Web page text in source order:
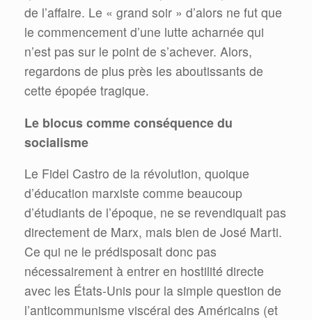
de l’affaire. Le « grand soir » d’alors ne fut que
le commencement d’une lutte acharnée qui
n’est pas sur le point de s’achever. Alors,
regardons de plus près les aboutissants de
cette épopée tragique.
Le blocus comme conséquence du
socialisme
Le Fidel Castro de la révolution, quoique
d’éducation marxiste comme beaucoup
d’étudiants de l’époque, ne se revendiquait pas
directement de Marx, mais bien de José Marti.
Ce qui ne le prédisposait donc pas
nécessairement à entrer en hostilité directe
avec les États-Unis pour la simple question de
l’anticommunisme viscéral des Américains (et